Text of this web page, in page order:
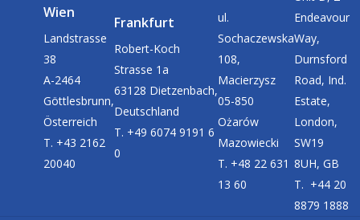
Wien
Landstrasse
38
A-2464
Göttlesbrunn,
Österreich
T. +43 2162
20040
Frankfurt
Robert-Koch
Strasse 1a
63128 Dietzenbach,
Deutschland
T. +49 6074 9191 6
0
ul.
Sochaczewska
108,
Macierzysz
05-850
Ożarów
Mazowiecki
T. +48 22 631
13 60
Endeavour
Way,
Durnsford
Road, Ind.
Estate,
London,
SW19
8UH, GB
T. +44 20
8879 1888